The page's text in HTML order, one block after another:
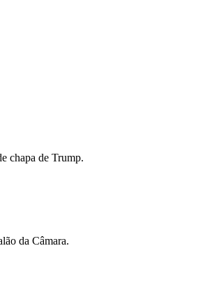
chapa de Trump.
da Câmara.